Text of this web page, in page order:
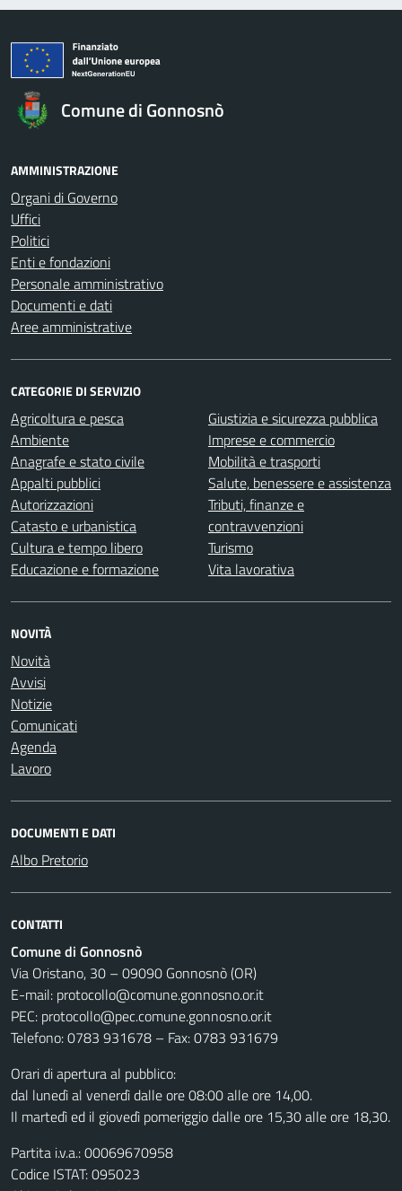
Comune di Gonnosnò
AMMINISTRAZIONE
Organi di Governo
Uffici
Politici
Enti e fondazioni
Personale amministrativo
Documenti e dati
Aree amministrative
CATEGORIE DI SERVIZIO
Agricoltura e pesca
Ambiente
Anagrafe e stato civile
Appalti pubblici
Autorizzazioni
Catasto e urbanistica
Cultura e tempo libero
Educazione e formazione
Giustizia e sicurezza pubblica
Imprese e commercio
Mobilità e trasporti
Salute, benessere e assistenza
Tributi, finanze e
contravvenzioni
Turismo
Vita lavorativa
NOVITÀ
Novità
Avvisi
Notizie
Comunicati
Agenda
Lavoro
DOCUMENTI E DATI
Albo Pretorio
CONTATTI
Comune di Gonnosnò
Via Oristano, 30 – 09090 Gonnosnò (OR)
E-mail: protocollo@comune.gonnosno.or.it
PEC: protocollo@pec.comune.gonnosno.or.it
Telefono: 0783 931678 – Fax: 0783 931679
Orari di apertura al pubblico:
dal lunedì al venerdì dalle ore 08:00 alle ore 14,00.
Il martedì ed il giovedì pomeriggio dalle ore 15,30 alle ore 18,30.
Partita i.v.a.: 00069670958
Codice ISTAT: 095023